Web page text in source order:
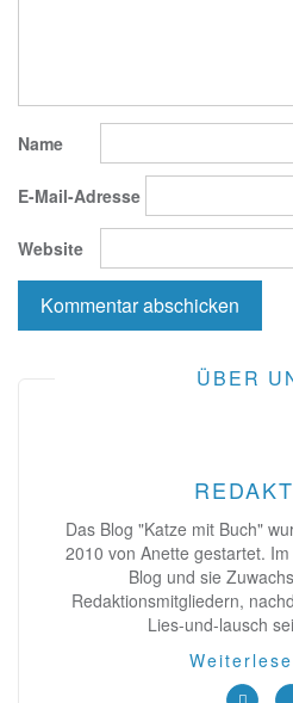
Name
E-Mail-Adresse
Website
ÜBER
Das Blog "Katze mit Buch"
2010 von Anette gestartet.
Blog und sie
Redaktionsmitgliedern,
Lies-und-lausch